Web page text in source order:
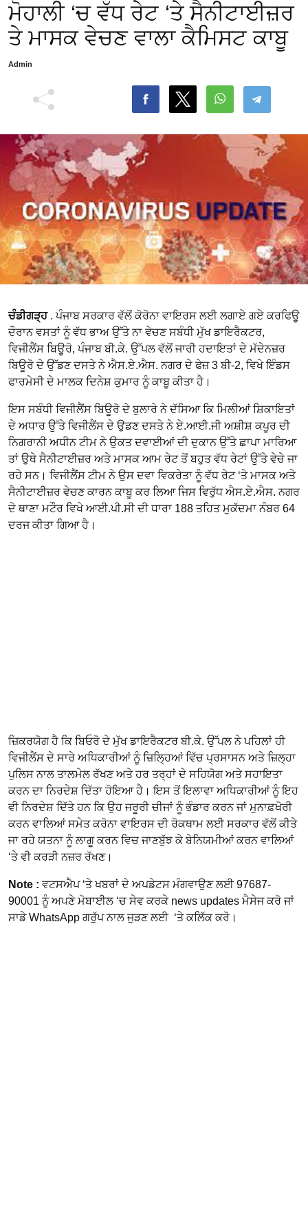
ਮੋਹਾਲੀ ‘ਚ ਵੱਧ ਰੇਟ ‘ਤੇ ਸੈਨੀਟਾਈਜ਼ਰ
ਤੇ ਮਾਸਕ ਵੇਚਣ ਵਾਲਾ ਕੈਮਿਸਟ ਕਾਬੂ
Admin
ਚੰਡੀਗੜ੍ਹ. ਪੰਜਾਬ ਸਰਕਾਰ ਵੱਲੋਂ ਕੋਰੋਨਾ ਵਾਇਰਸ ਲਈ ਲਗਾਏ ਗਏ ਕਰਫਿਊ
ਦੌਰਾਨ ਵਸਤਾਂ ਨੂੰ ਵੱਧ ਭਾਅ ਉੱਤੇ ਨਾ ਵੇਚਣ ਸਬੰਧੀ ਮੁੱਖ ਡਾਇਰੈਕਟਰ,
ਵਿਜੀਲੈਂਸ ਬਿਊਰੋ, ਪੰਜਾਬ ਬੀ.ਕੇ. ਉੱਪਲ ਵੱਲੋਂ ਜਾਰੀ ਹਦਾਇਤਾਂ ਦੇ ਮੱਦੇਨਜ਼ਰ
ਬਿਊਰੋ ਦੇ ਉੱਡਣ ਦਸਤੇ ਨੇ ਐਸ.ਏ.ਐਸ. ਨਗਰ ਦੇ ਫੇਜ਼ 3 ਬੀ-2, ਵਿਖੇ ਇੰਡਸ
ਫਾਰਮੇਸੀ ਦੇ ਮਾਲਕ ਦਿਨੇਸ਼ ਕੁਮਾਰ ਨੂੰ ਕਾਬੂ ਕੀਤਾ ਹੈ।
ਇਸ ਸਬੰਧੀ ਵਿਜੀਲੈਂਸ ਬਿਊਰੋ ਦੇ ਬੁਲਾਰੇ ਨੇ ਦੱਸਿਆ ਕਿ ਮਿਲੀਆਂ ਸ਼ਿਕਾਇਤਾਂ
ਦੇ ਅਧਾਰ ਉੱਤੇ ਵਿਜੀਲੈਂਸ ਦੇ ਉਡਣ ਦਸਤੇ ਨੇ ਏ.ਆਈ.ਜੀ ਅਸ਼ੀਸ਼ ਕਪੂਰ ਦੀ
ਨਿਗਰਾਨੀ ਅਧੀਨ ਟੀਮ ਨੇ ਉਕਤ ਦਵਾਈਆਂ ਦੀ ਦੁਕਾਨ ਉੱਤੇ ਛਾਪਾ ਮਾਰਿਆ
ਤਾਂ ਉਥੇ ਸੈਨੀਟਾਈਜ਼ਰ ਅਤੇ ਮਾਸਕ ਆਮ ਰੇਟ ਤੋਂ ਬਹੁਤ ਵੱਧ ਰੇਟਾਂ ਉੱਤੇ ਵੇਚੇ ਜਾ
ਰਹੇ ਸਨ। ਵਿਜੀਲੈਂਸ ਟੀਮ ਨੇ ਉਸ ਦਵਾ ਵਿਕਰੇਤਾ ਨੂੰ ਵੱਧ ਰੇਟ ‘ਤੇ ਮਾਸਕ ਅਤੇ
ਸੈਨੀਟਾਈਜ਼ਰ ਵੇਚਣ ਕਾਰਨ ਕਾਬੂ ਕਰ ਲਿਆ ਜਿਸ ਵਿਰੁੱਧ ਐਸ.ਏ.ਐਸ. ਨਗਰ
ਦੇ ਥਾਣਾ ਮਟੌਰ ਵਿਖੇ ਆਈ.ਪੀ.ਸੀ ਦੀ ਧਾਰਾ 188 ਤਹਿਤ ਮੁਕੱਦਮਾ ਨੰਬਰ 64
ਦਰਜ ਕੀਤਾ ਗਿਆ ਹੈ।
ਜ਼ਿਕਰਯੋਗ ਹੈ ਕਿ ਬਿਓਰੋ ਦੇ ਮੁੱਖ ਡਾਇਰੈਕਟਰ ਬੀ.ਕੇ. ਉੱਪਲ ਨੇ ਪਹਿਲਾਂ ਹੀ
ਵਿਜੀਲੈਂਸ ਦੇ ਸਾਰੇ ਅਧਿਕਾਰੀਆਂ ਨੂੰ ਜ਼ਿਲ੍ਹਿਆਂ ਵਿੱਚ ਪ੍ਰਸਾਸਨ ਅਤੇ ਜ਼ਿਲ੍ਹਾ
ਪੁਲਿਸ ਨਾਲ ਤਾਲਮੇਲ ਰੱਖਣ ਅਤੇ ਹਰ ਤਰ੍ਹਾਂ ਦੇ ਸਹਿਯੋਗ ਅਤੇ ਸਹਾਇਤਾ
ਕਰਨ ਦਾ ਨਿਰਦੇਸ਼ ਦਿੱਤਾ ਹੋਇਆ ਹੈ। ਇਸ ਤੋਂ ਇਲਾਵਾ ਅਧਿਕਾਰੀਆਂ ਨੂੰ ਇਹ
ਵੀ ਨਿਰਦੇਸ਼ ਦਿੱਤੇ ਹਨ ਕਿ ਉਹ ਜਰੂਰੀ ਚੀਜਾਂ ਨੂੰ ਭੰਡਾਰ ਕਰਨ ਜਾਂ ਮੁਨਾਫ਼ਖੋਰੀ
ਕਰਨ ਵਾਲਿਆਂ ਸਮੇਤ ਕਰੋਨਾ ਵਾਇਰਸ ਦੀ ਰੋਕਥਾਮ ਲਈ ਸਰਕਾਰ ਵੱਲੋਂ ਕੀਤੇ
ਜਾ ਰਹੇ ਯਤਨਾ ਨੂੰ ਲਾਗੂ ਕਰਨ ਵਿਚ ਜਾਣਬੁੱਝ ਕੇ ਬੇਨਿਯਮੀਆਂ ਕਰਨ ਵਾਲਿਆਂ
‘ਤੇ ਵੀ ਕਰੜੀ ਨਜ਼ਰ ਰੱਖਣ।
Note : ਵਟਸਐਪ ‘ਤੇ ਖਬਰਾਂ ਦੇ ਅਪਡੇਟਸ ਮੰਗਵਾਉਣ ਲਈ 97687-
90001 ਨੂੰ ਅਪਣੇ ਮੋਬਾਈਲ ‘ਚ ਸੇਵ ਕਰਕੇ news updates ਮੈਸੇਜ ਕਰੋ ਜਾਂ
ਸਾਡੇ WhatsApp ਗਰੁੱਪ ਨਾਲ ਜੁੜਣ ਲਈ ‘ਤੇ ਕਲਿੱਕ ਕਰੋ।